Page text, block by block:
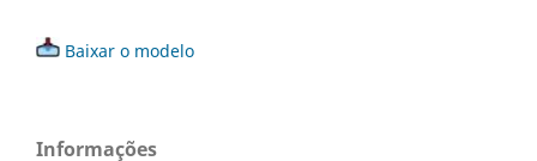
Baixar o modelo
Informações